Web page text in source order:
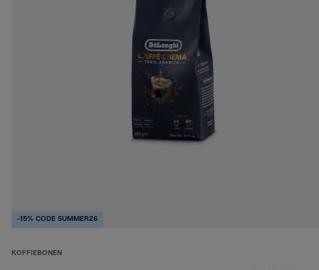
-15% CODE SUMMER26
KOFFIEBONEN